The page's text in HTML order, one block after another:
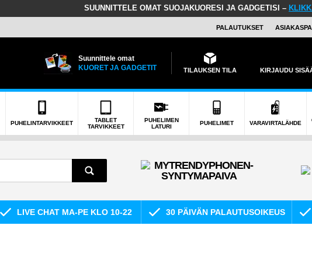
SUUNNITTELE OMAT SUOJAKUORESI JA GADGETISI –
PALAUTUKSET
Suunnittele omat
KUORET JA GADGETIT
TILAUKSEN TILA KIRJAUDU
PUHELINTARVIKKEET
TABLET
TARVIKKEET
PUHELIMEN
LATURI
PUHELIMET VARAVIRTALÄHDE
LIVE CHAT MA-PE KLO 10-22 30 PÄIVÄN PALAUTUSOIKEUS